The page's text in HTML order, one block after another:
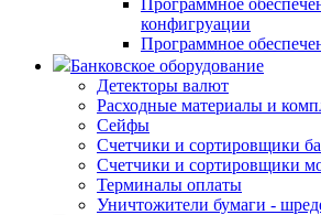
конфигруации
Программное
Банковское оборудование
Детекторы валют
Расходные материалы и
Сейфы
Счетчики и сортировщики
Счетчики и сортировщики
Терминалы оплаты
Уничтожители бумаги -